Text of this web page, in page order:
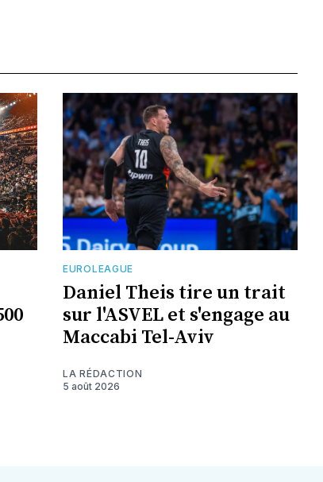
EUROLEAGUE
Daniel Theis tire un trait
sur l'ASVEL et s'engage au
Maccabi Tel-Aviv
LA RÉDACTION
5 août 2026